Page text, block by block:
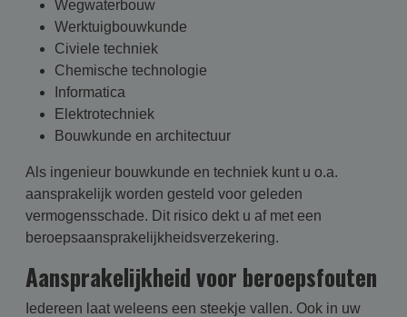
Wegwaterbouw
Werktuigbouwkunde
Civiele techniek
Chemische technologie
Informatica
Elektrotechniek
Bouwkunde en architectuur
Als ingenieur bouwkunde en techniek kunt u o.a.
aansprakelijk worden gesteld voor geleden
vermogensschade. Dit risico dekt u af met een
beroepsaansprakelijkheidsverzekering.
Aansprakelijkheid voor beroepsfouten
Iedereen laat weleens een steekje vallen. Ook in uw